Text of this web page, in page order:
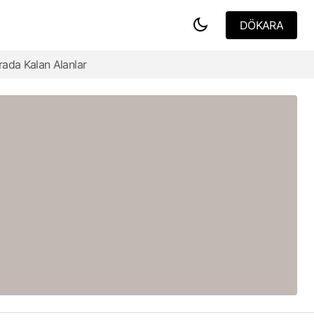
DÖKARA
Kalan Alanlar